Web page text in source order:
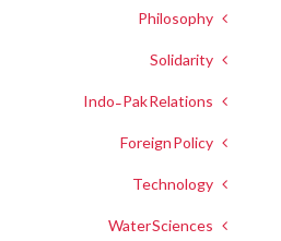
Philosophy
Solidarity
Indo-Pak Relations
Foreign Policy
Technology
Water Sciences